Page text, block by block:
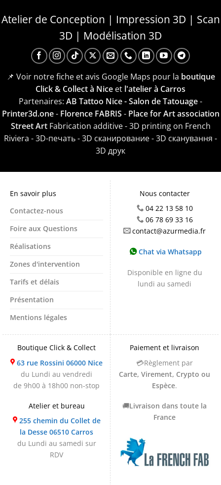
Atelier de Conception | Impression 3D | Scan
3D | Modélisation 3D
📌 Voir notre fiche et avis Google Maps pour la boutique
Click & Collect à Nice et l'atelier à Carros
Partenaires: AB Tattoo Nice - Salon de Tatouage-
Printer3d.one- Florence FABRIS - Place for Art association
Street ArtFabrication additive - 3D printing on French
Riviera - 3D-печать - 3D сканирование - 3D сканування -
3D друк
En savoir plus
Contactez-nous
Foire aux Questions
Réalisations
Zones d'intervention
Tarifs et délais
Présentation
Mentions légales
Nous contacter
04 22 13 58 10
06 78 69 33 16
contact@azurmedia.fr
Chat via Whatsapp
Disponible en ligne du
lundi au samedi
Boutique Click & Collect
63 rue Rossini 06000 Nice
du Lundi au vendredi
de 9h00 à 18h00 non-stop
Atelier et bureau
255 chemin du Collet de
la Desse 06510 Carros
du Lundi au samedi sur
RDV
Paiement et livraison
💳Règlement par
Carte, Virement, Crypto ou
Espèce.
🚚Livraison dans toute la
France